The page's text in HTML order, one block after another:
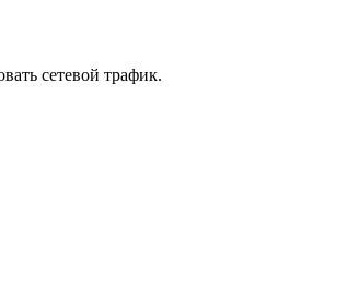
сетевой трафик.